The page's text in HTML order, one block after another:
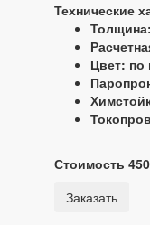
Технические
Цвет: по
Стоимость
Заказать